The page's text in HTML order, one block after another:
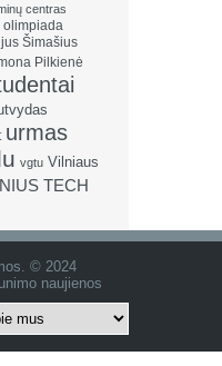
centras
olimpiada
Šimašius
Pilkienė
urmas
vgtu Vilniaus
TECH
© 2024
naujienos